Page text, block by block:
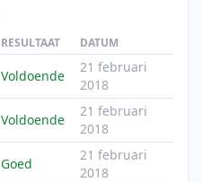
RESULTAAT DATUM
Voldoende
21 februari
2018
Voldoende
21 februari
2018
Goed
21 februari
2018